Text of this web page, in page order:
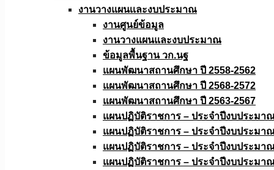
งานวางแผนเเละงบประมาณ
งานศูนย์ข้อมูล
งานวางแผนและงบประมาณ
ข้อมูลพื้นฐาน วก.นฐ
แผนพัฒนาสถานศึกษา ปี 2558-2562
แผนพัฒนาสถานศึกษา ปี 2568-2572
แผนพัฒนาสถานศึกษา ปี 2563-2567
แผนปฏิบัติราชการ – ประจำปีงบประมา
แผนปฏิบัติราชการ – ประจำปีงบประมา
แผนปฏิบัติราชการ – ประจำปีงบประมา
แผนปฏิบัติราชการ – ประจำปีงบประมา